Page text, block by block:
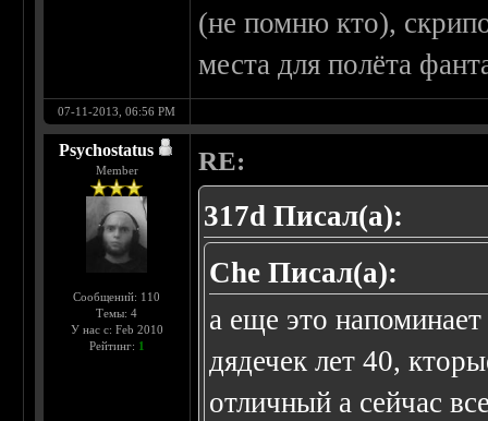
(не помню кто),
места для полёта
07-11-2013, 06:56 PM
Psychostatus
Member
Сообщений: 110
Темы: 4
У нас с: Feb 2010
Рейтинг: 1
RE:
317d Писал(а):
Che Писал(а):
а еще это
дядечек лет 40,
отличный а сейчас